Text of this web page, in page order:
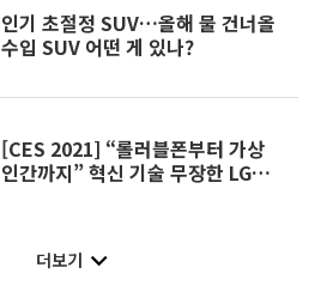
인기 초절정 SUV…올해 물 건너올
수입 SUV 어떤 게 있나?
[CES 2021] “롤러블폰부터 가상
인간까지” 혁신 기술 무장한 LG전
더보기